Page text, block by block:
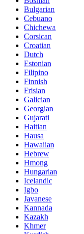
Bulgarian
Cebuano
Chichewa
Corsican
Croatian
Dutch
Estonian
Filipino
Finnish
Frisian
Galician
Georgian
Gujarati
Haitian
Hausa
Hawaiian
Hebrew
Hmong
Hungarian
Icelandic
Igbo
Javanese
Kannada
Kazakh
Khmer